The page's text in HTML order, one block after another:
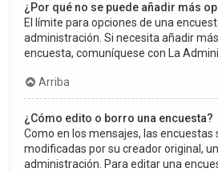
¿Por qué no se puede añadir más
El límite para opciones de una
administración. Si necesita añadir
encuesta, comuníquese con La
Arriba
¿Cómo edito o borro una encuesta?
Como en los mensajes, las encuestas
modificadas por su creador original,
administración. Para editar una